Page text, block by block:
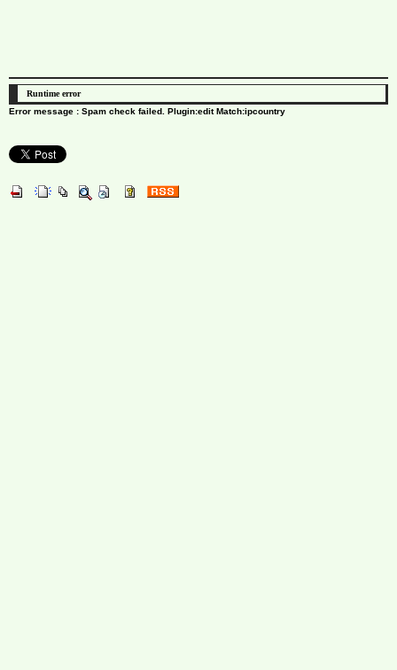
Runtime error
Error message : Spam check failed. Plugin:edit Match:ipcountry